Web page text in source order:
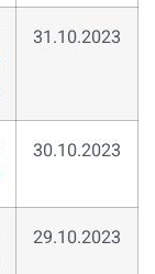
31.10.2023
30.10.2023
29.10.2023